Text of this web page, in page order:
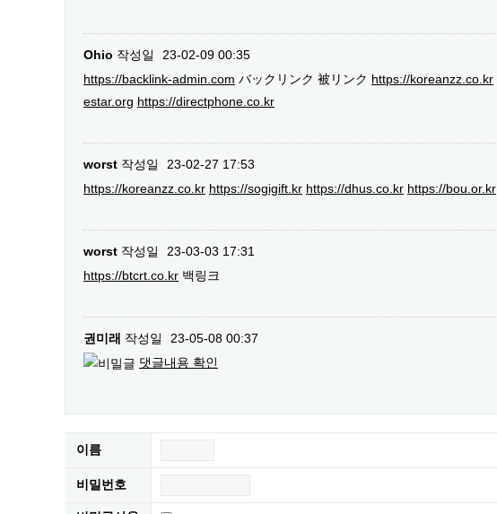
Ohio 작성일
23-02-09 00:35
https://backlink-admin.com バックリンク 被リンク https://koreanzz.co.kr
estar.org https://directphone.co.kr
worst 작성일
23-02-27 17:53
https://koreanzz.co.kr https://sogigift.kr https://dhus.co.kr https://bou.or.kr
worst 작성일
23-03-03 17:31
https://btcrt.co.kr 백링크
권미래 작성일
23-05-08 00:37
댓글내용 확인
이름
비밀번호